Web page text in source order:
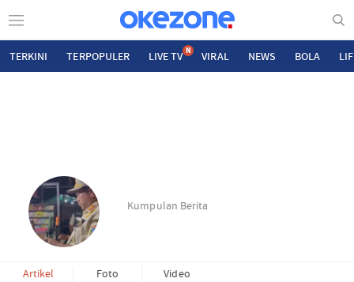
TERKINI TERPOPULER LIVE TV N VIRAL NEWS BOLA
Kumpulan Berita
Artikel Foto Video